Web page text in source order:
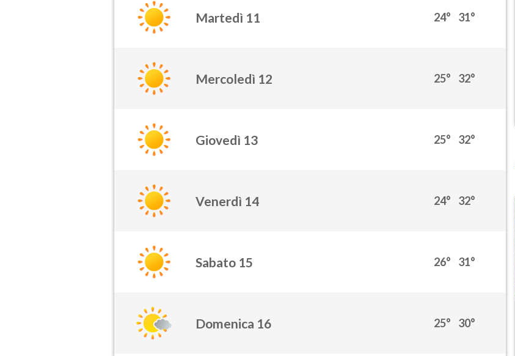
Martedì 11 24° 31°
Mercoledì 12 25° 32°
Giovedì 13 25° 32°
Venerdì 14 24° 32°
Sabato 15 26° 31°
Domenica 16 25° 30°